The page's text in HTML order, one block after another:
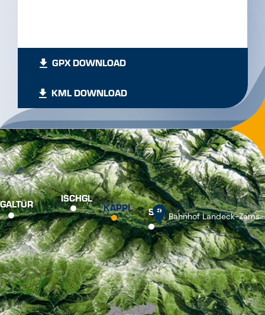
GPX DOWNLOAD
KML DOWNLOAD
GALTÜR ISCHGL
KAPPL SEE Bahnhof Landeck-Zams